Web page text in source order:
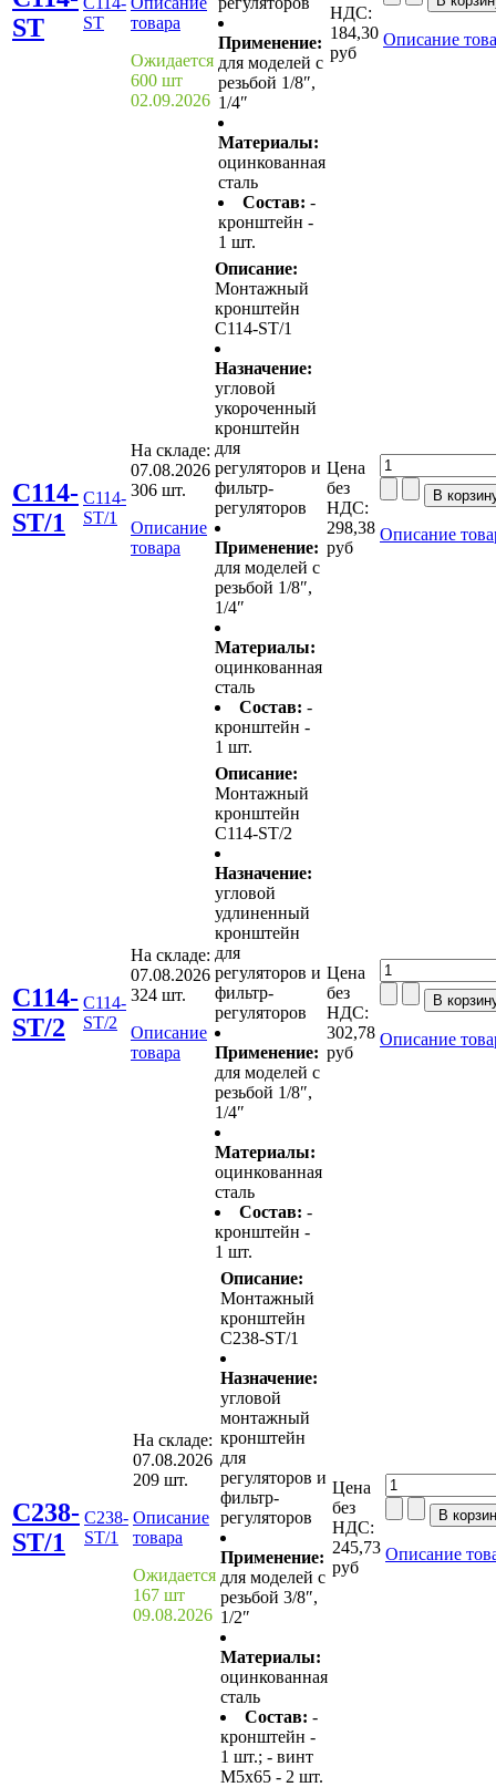
ST
ST
товара
Ожидается
600 шт
02.09.2026
Применение:
для моделей с
резьбой 1/8″,
1/4″
Материалы:
оцинкованная
сталь
Состав: -
кронштейн -
1 шт.
НДС:
184,30
руб
Описание
C114-
ST/1
C114-
ST/1
На складе:
07.08.2026
306 шт.
Описание
товара
Описание:
Монтажный
кронштейн
C114-ST/1
Назначение:
угловой
укороченный
кронштейн
для
регуляторов и
фильтр-
регуляторов
Применение:
для моделей с
резьбой 1/8″,
1/4″
Материалы:
оцинкованная
сталь
Состав: -
кронштейн -
1 шт.
Цена
без
НДС:
298,38
руб
Описание
C114-
ST/2
C114-
ST/2
На складе:
07.08.2026
324 шт.
Описание
товара
Описание:
Монтажный
кронштейн
C114-ST/2
Назначение:
угловой
удлиненный
кронштейн
для
регуляторов и
фильтр-
регуляторов
Применение:
для моделей с
резьбой 1/8″,
1/4″
Материалы:
оцинкованная
сталь
Состав: -
кронштейн -
1 шт.
Цена
без
НДС:
302,78
руб
Описание
C238-
ST/1
C238-
ST/1
На складе:
07.08.2026
209 шт.
Описание
товара
Ожидается
167 шт
09.08.2026
Описание:
Монтажный
кронштейн
C238-ST/1
Назначение:
угловой
монтажный
кронштейн
для
регуляторов и
фильтр-
регуляторов
Применение:
для моделей с
резьбой 3/8″,
1/2″
Материалы:
оцинкованная
сталь
Состав: -
кронштейн -
1 шт.; - винт
M5x65 - 2 шт.
Цена
без
НДС:
245,73
руб
Описание